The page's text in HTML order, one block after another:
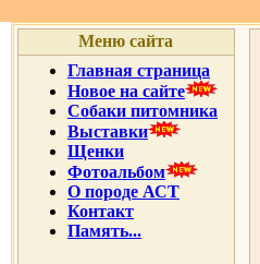
Меню сайта
Главная страница
Новое на сайте
Собаки питомника
Выставки
Щенки
Фотоальбом
О породе АСТ
Контакт
Память...